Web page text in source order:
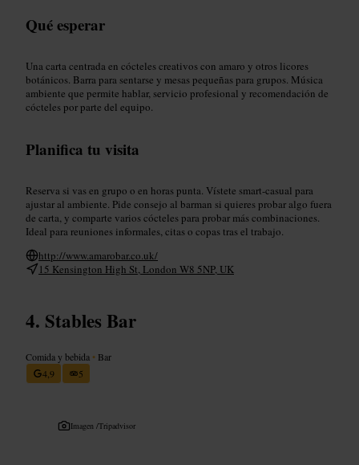
Qué esperar
Una carta centrada en cócteles creativos con amaro y otros licores
botánicos. Barra para sentarse y mesas pequeñas para grupos. Música
ambiente que permite hablar, servicio profesional y recomendación de
cócteles por parte del equipo.
Planifica tu visita
Reserva si vas en grupo o en horas punta. Vístete smart-casual para
ajustar al ambiente. Pide consejo al barman si quieres probar algo fuera
de carta, y comparte varios cócteles para probar más combinaciones.
Ideal para reuniones informales, citas o copas tras el trabajo.
http://www.amarobar.co.uk/
15 Kensington High St, London W8 5NP, UK
Stables Bar
Comida y bebida • Bar
4,9
5
Imagen /Tripadvisor